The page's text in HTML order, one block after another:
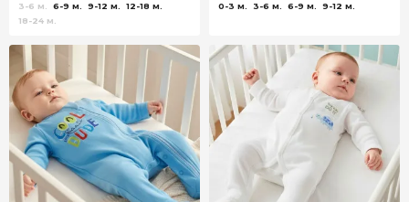
3-6 м. 6-9 м. 9-12 м.
12-18 м.
18-24 м.
0-3 м. 3-6 м. 6-9 м. 9-12 м.